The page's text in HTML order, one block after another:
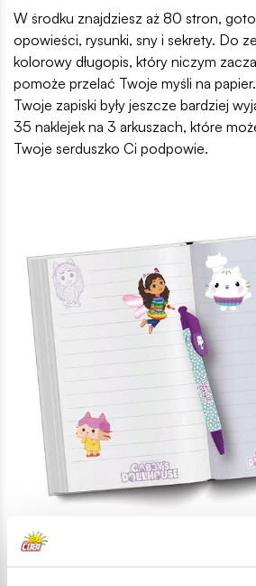
W środku znajdziesz aż 80 stron,
opowieści, rysunki, sny i sekrety. Do
kolorowy długopis, który niczym
pomoże przelać Twoje myśli na
Twoje zapiski były jeszcze bardziej
35 naklejek na 3 arkuszach, które
Twoje serduszko Ci podpowie.